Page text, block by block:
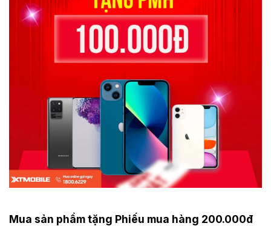
Mua sản phẩm tặng Phiếu mua hàng 200.000đ